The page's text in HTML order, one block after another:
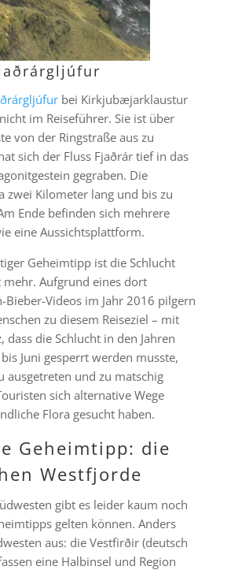
bei Kirkjubæjarklaustur
im Reiseführer. Sie ist über
von der Ringstraße aus zu
sich der Fluss Fjaðrár tief in das
gegraben. Die
zwei Kilometer lang und bis zu
Ende befinden sich mehrere
eine Aussichtsplattform.
Geheimtipp ist die Schlucht
Aufgrund eines dort
Bieber-Videos im Jahr 2016 pilgern
zu diesem Reiseziel – mit
dass die Schlucht in den Jahren
Juni gesperrt werden musste,
ausgetreten und zu matschig
sich alternative Wege
Flora gesucht haben.
Geheimtipp: die
Westfjorde
gibt es leider kaum noch
gelten können. Anders
aus: die Vestfirðir (deutsch
eine Halbinsel und Region